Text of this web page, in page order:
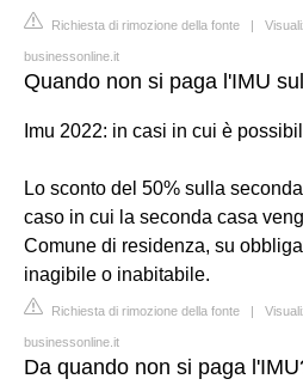
Richiesta di rimozione della fonte |
businessonline.it
Quando non si paga l'IMU
Imu 2022: in casi in cui è
Lo sconto del 50% sulla
caso in cui la seconda casa
Comune di residenza, su
inagibile o inabitabile.
Richiesta di rimozione della fonte |
businessonline.it
Da quando non si paga